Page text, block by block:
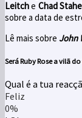
Leitche Chad
sobre a data de
Lê mais sobre John
SeráRuby Rosea vilã do
Qual é a tua
Feliz
0%